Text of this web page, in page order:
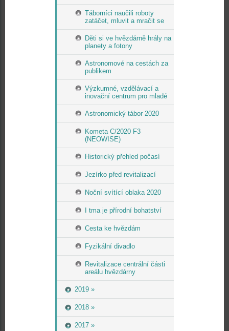
Táborníci naučili roboty
zatáčet, mluvit a mračit se
Děti si ve hvězdárně hrály na
planety a fotony
Astronomové na cestách za
publikem
Výzkumné, vzdělávací a
inovační centrum pro mladé
Astronomický tábor 2020
Kometa C/2020 F3
(NEOWISE)
Historický přehled počasí
Jezírko před revitalizací
Noční svítící oblaka 2020
I tma je přírodní bohatství
Cesta ke hvězdám
Fyzikální divadlo
Revitalizace centrální části
areálu hvězdárny
2019 »
2018 »
2017 »